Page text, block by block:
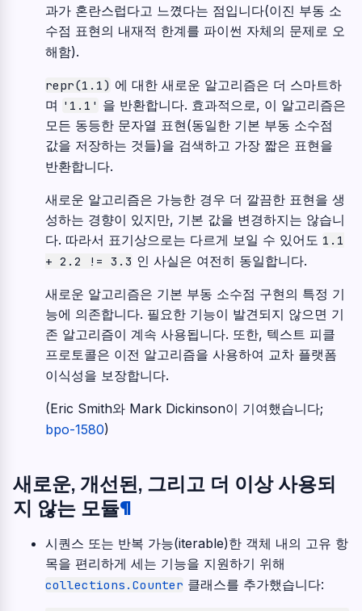
과가 혼란스럽다고 느꼈다는 점입니다(이진 부동 소
수점 표현의 내재적 한계를 파이썬 자체의 문제로 오
해함).
repr(1.1) 에 대한 새로운 알고리즘은 더 스마트하
며 '1.1' 을 반환합니다. 효과적으로, 이 알고리즘은
모든 동등한 문자열 표현(동일한 기본 부동 소수점
값을 저장하는 것들)을 검색하고 가장 짧은 표현을
반환합니다.
새로운 알고리즘은 가능한 경우 더 깔끔한 표현을 생
성하는 경향이 있지만, 기본 값을 변경하지는 않습니
다. 따라서 표기상으로는 다르게 보일 수 있어도 1.1
+ 2.2 != 3.3 인 사실은 여전히 동일합니다.
새로운 알고리즘은 기본 부동 소수점 구현의 특정 기
능에 의존합니다. 필요한 기능이 발견되지 않으면 기
존 알고리즘이 계속 사용됩니다. 또한, 텍스트 피클
프로토콜은 이전 알고리즘을 사용하여 교차 플랫폼
이식성을 보장합니다.
(Eric Smith와 Mark Dickinson이 기여했습니다;
bpo-1580)
새로운, 개선된, 그리고 더 이상 사용되
지 않는 모듈¶
시퀀스 또는 반복 가능(iterable)한 객체 내의 고유 항
목을 편리하게 세는 기능을 지원하기 위해
collections.Counter 클래스를 추가했습니다: